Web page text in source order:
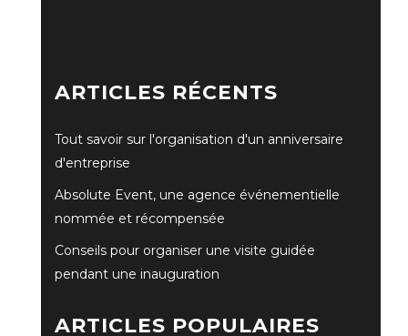
ARTICLES RÉCENTS
Tout savoir sur l'organisation d'un anniversaire
d'entreprise
Absolute Event, une agence événementielle
nommée et récompensée
Conseils pour organiser une visite guidée
pendant une inauguration
ARTICLES POPULAIRES